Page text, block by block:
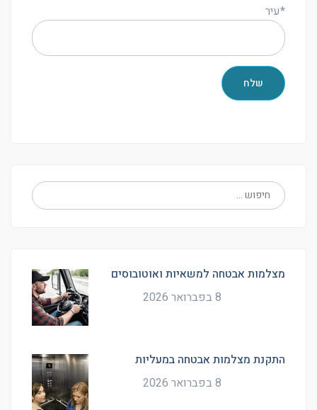
*עיר
מצלמות אבטחה למשאיות ואוטובוסים
8 בפברואר 2026
התקנת מצלמות אבטחה במעליות
8 בפברואר 2026